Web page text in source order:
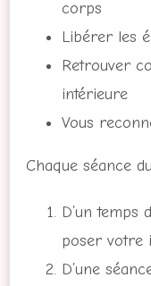
corps
Libérer les
Retrouver
intérieure
Vous
Chaque séance
D’un temps
poser votre
D’une